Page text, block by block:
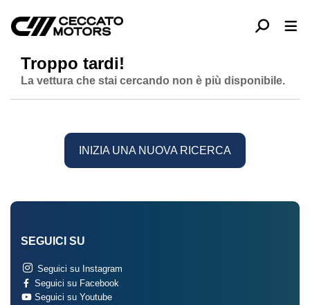
Troppo tardi!
La vettura che stai cercando non è più disponibile.
INIZIA UNA NUOVA RICERCA
SEGUICI SU
Seguici su Instagram
Seguici su Facebook
Seguici su Youtube